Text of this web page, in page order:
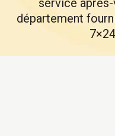
service
département